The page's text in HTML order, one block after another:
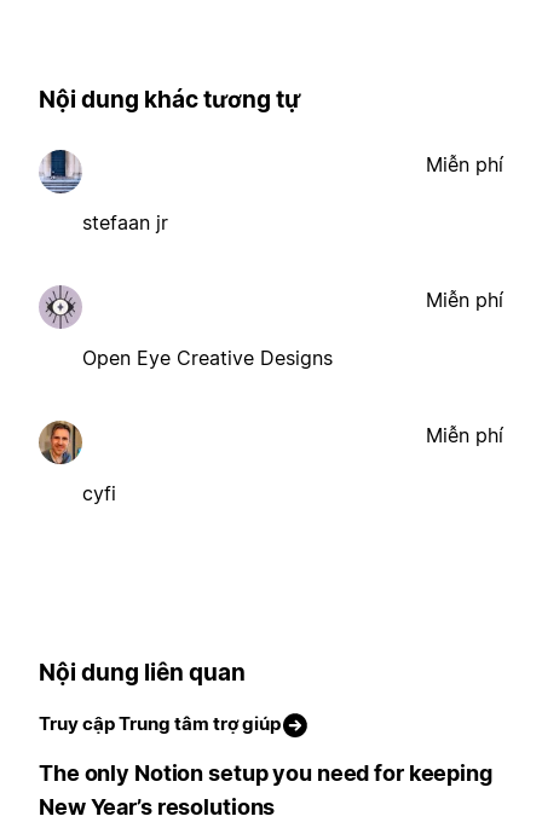
Nội dung khác tương tự
stefaan jr
Miễn phí
Open Eye Creative Designs
Miễn phí
cyfi
Miễn phí
Nội dung liên quan
Truy cập Trung tâm trợ giúp
The only Notion setup you need for keeping
New Year’s resolutions